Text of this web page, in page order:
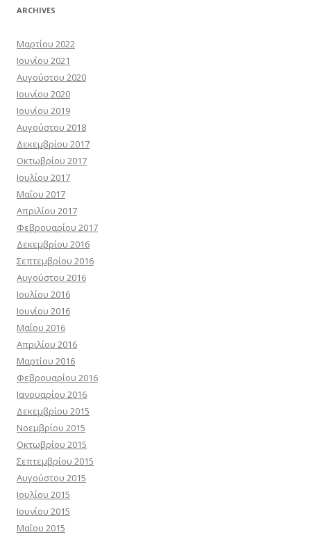
ARCHIVES
Μαρτίου 2022
Ιουνίου 2021
Αυγούστου 2020
Ιουνίου 2020
Ιουνίου 2019
Αυγούστου 2018
Δεκεμβρίου 2017
Οκτωβρίου 2017
Ιουλίου 2017
Μαΐου 2017
Απριλίου 2017
Φεβρουαρίου 2017
Δεκεμβρίου 2016
Σεπτεμβρίου 2016
Αυγούστου 2016
Ιουλίου 2016
Ιουνίου 2016
Μαΐου 2016
Απριλίου 2016
Μαρτίου 2016
Φεβρουαρίου 2016
Ιανουαρίου 2016
Δεκεμβρίου 2015
Νοεμβρίου 2015
Οκτωβρίου 2015
Σεπτεμβρίου 2015
Αυγούστου 2015
Ιουλίου 2015
Ιουνίου 2015
Μαΐου 2015